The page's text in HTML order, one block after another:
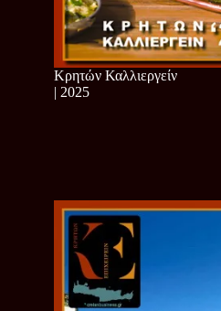
Κρητών Καλλιεργείν
| 2025